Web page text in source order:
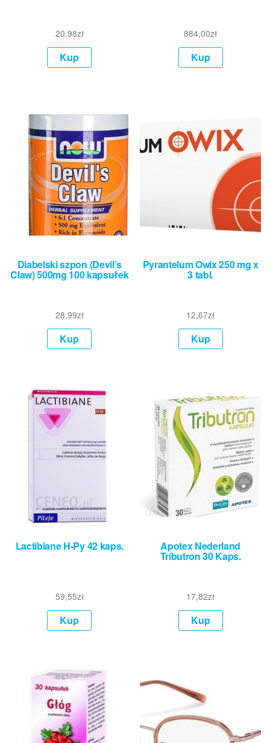
20,98zł
Kup
884,00zł
Kup
Diabelski szpon (Devil’s
Claw) 500mg 100 kapsułek
28,99zł
Kup
Pyrantelum Owix 250 mg x
3 tabl.
12,67zł
Kup
Lactibiane H-Py 42 kaps.
59,55zł
Kup
Apotex Nederland
Tributron 30 Kaps.
17,82zł
Kup